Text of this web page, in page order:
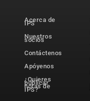
Acerca de
IPS
Nuestros
socios
Contáctenos
Apóyenos
¿Quieres
publicar
notas de
IPS?